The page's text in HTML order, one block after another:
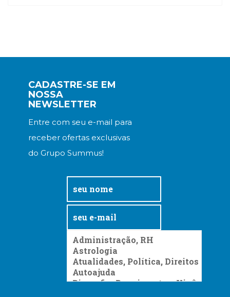
CADASTRE-SE EM
NOSSA
NEWSLETTER
Entre com seu e-mail para
receber ofertas exclusivas
do Grupo Summus!